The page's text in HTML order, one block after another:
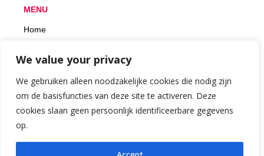
We value your privacy
We gebruiken alleen noodzakelijke cookies die nodig zijn
om de basisfuncties van deze site te activeren. Deze
cookies slaan geen persoonlijk identificeerbare gegevens
op.
MENU
Home
BOEKINGEN